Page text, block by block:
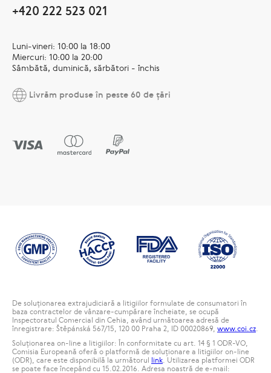
+420 222 523 021
Luni-vineri: 10:00 la 18:00
Miercuri: 10:00 la 20:00
Sâmbătă, duminică, sărbători - închis
Livrăm produse în peste 60 de țări
De soluționarea extrajudiciară a litigiilor formulate de consumatori în
baza contractelor de vânzare-cumpărare încheiate, se ocupă
Inspectoratul Comercial din Cehia, având următoarea adresă de
înregistrare: Štěpánská 567/15, 120 00 Praha 2, ID 00020869, www.coi.cz.
Soluționarea on-line a litigiilor: În conformitate cu art. 14 § 1 ODR-VO,
Comisia Europeană oferă o platformă de soluționare a litigiilor on-line
(ODR), care este disponibilă la următorul link. Utilizarea platformei ODR
se poate face începând cu 15.02.2016. Adresa noastră de e-mail: